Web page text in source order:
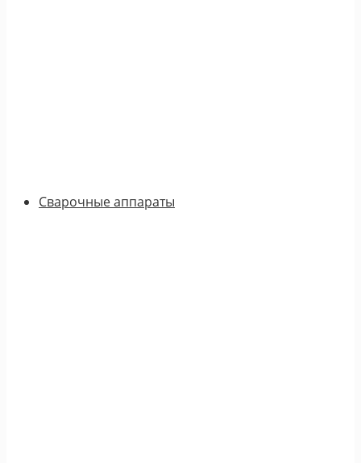
Сварочные аппараты